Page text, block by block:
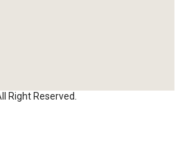
Right Reserved.